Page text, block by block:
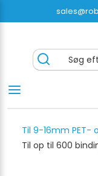
til
Battery
Delivered
Søg
Til 9-16mm PET-
Til op til 600